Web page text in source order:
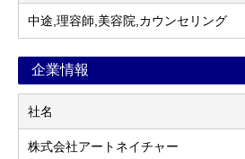
中途,理容師,美容院,カウンセリング
企業情報
社名
株式会社アートネイチャー